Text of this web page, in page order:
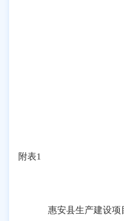
附表1
惠安县生产建设